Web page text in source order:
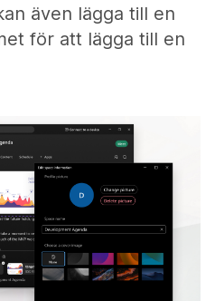
även lägga till en
för att lägga till en